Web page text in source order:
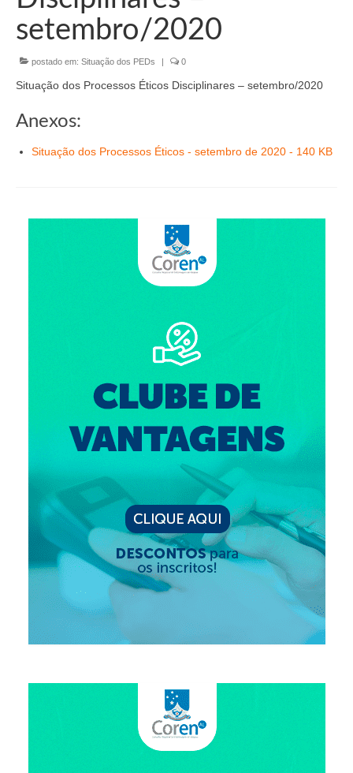
Conselheiros e Diretoria
Câmaras Técnicas
Governança
Eleições Triênio 2027-2029
Eleições 2023
Agenda do presidente
Eleições
Responsabilidade Técnica
Legislações
Decisões
Portarias
Resoluções
Desagravo Público
Processos Éticos
Suspensão do Exercício Profissional
setembro/2020
postado em: Situação dos PEDs | 0
Situação dos Processos Éticos Disciplinares – setembro/2020
Anexos:
Situação dos Processos Éticos - setembro de 2020 - 140 KB